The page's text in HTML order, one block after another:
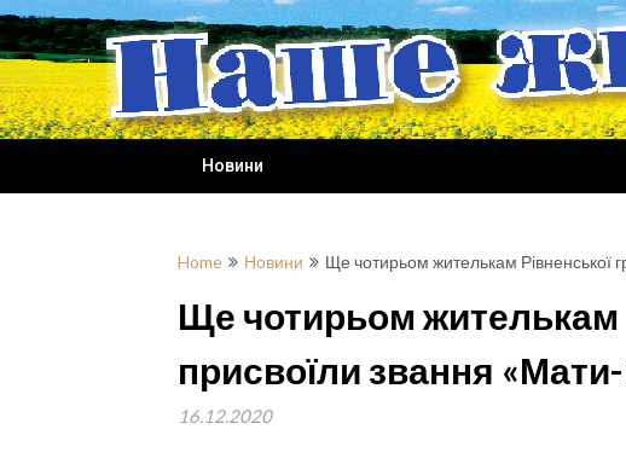
Skip
to
content
Новини
Home Новини Ще чотирьом жителькам Рівненської
Ще чотирьом жителькам
присвоїли звання «Мати-
16.12.2020